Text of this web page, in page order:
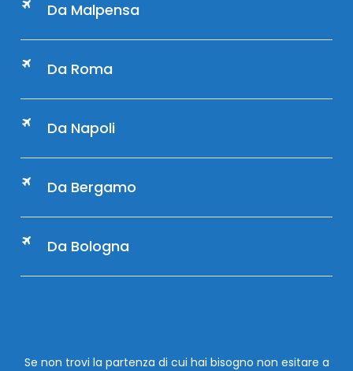
Da Malpensa
Da Roma
Da Napoli
Da Bergamo
Da Bologna
Se non trovi la partenza di cui hai bisogno non esitare a